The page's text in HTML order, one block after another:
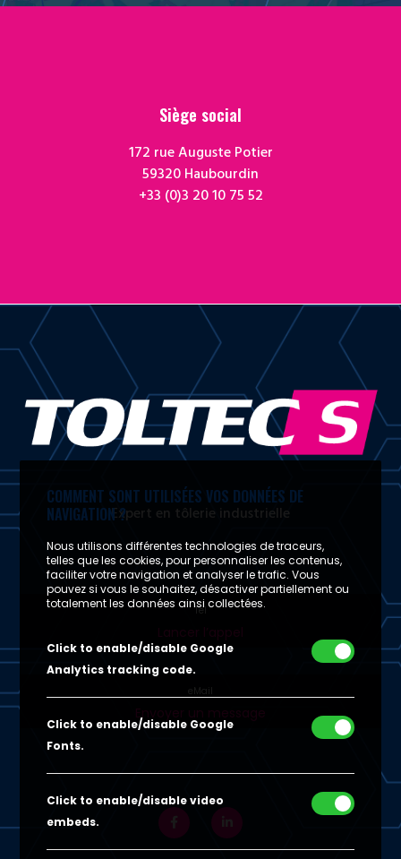
Siège social
172 rue Auguste Potier
59320 Haubourdin
‭+33 (0)3 20 10 75 52‬
Expert en tôlerie industrielle
Tél
eMail
COMMENT SONT UTILISÉES VOS DONNÉES DE
NAVIGATION ?
Nous utilisons différentes technologies de traceurs,
telles que les cookies, pour personnaliser les contenus,
faciliter votre navigation et analyser le trafic. Vous
pouvez si vous le souhaitez, désactiver partiellement ou
totalement les données ainsi collectées.
Click to enable/disable Google
Analytics tracking code.
Click to enable/disable Google
Fonts.
Click to enable/disable video
embeds.